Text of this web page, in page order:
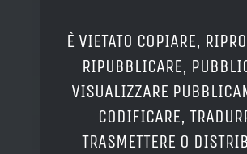
È VIETATO COPIARE,
RIPUBBLICARE,
VISUALIZZARE
CODIFICARE,
TRASMETTERE O